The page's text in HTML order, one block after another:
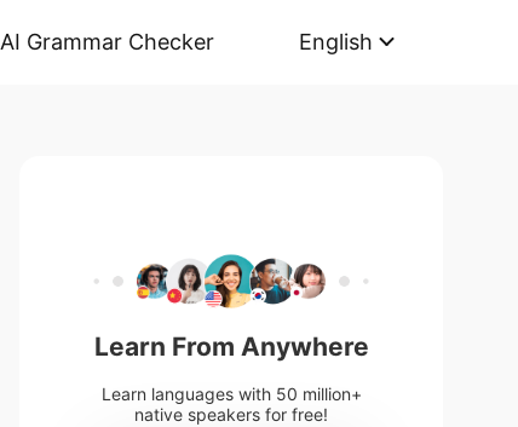
AI Grammar Checker English
Learn From Anywhere
Learn languages with 50 million+
native speakers for free!